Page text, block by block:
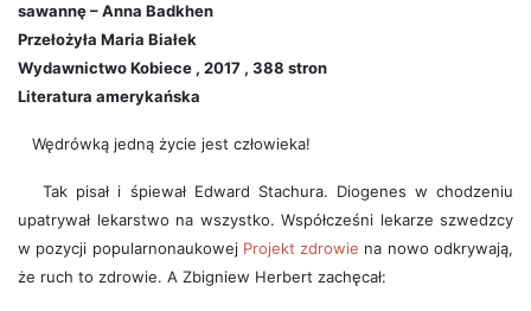
sawannę – Anna Badkhen
Przełożyła Maria Białek
Wydawnictwo Kobiece , 2017 , 388 stron
Literatura amerykańska
Wędrówką jedną życie jest człowieka!
Tak pisał i śpiewał Edward Stachura. Diogenes w chodzeniu
upatrywał lekarstwo na wszystko. Współcześni lekarze szwedzcy
w pozycji popularnonaukowej Projekt zdrowie na nowo odkrywają,
że ruch to zdrowie. A Zbigniew Herbert zachęcał: